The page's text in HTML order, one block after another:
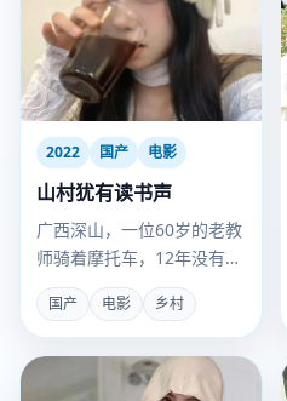
2022 国产 电影
山村犹有读书声
广西深山，一位60岁的老教
师骑着摩托车，12年没有让
一个孩子辍学。
国产 电影 乡村